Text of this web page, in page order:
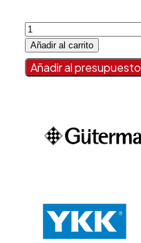
MARTILLO
TAPIZERO
cantidad
Añadir al carrito
Añadir al presupuesto